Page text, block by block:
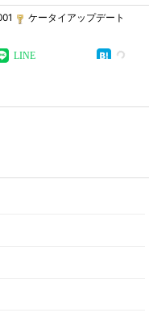
ケータイアップデート
LINE